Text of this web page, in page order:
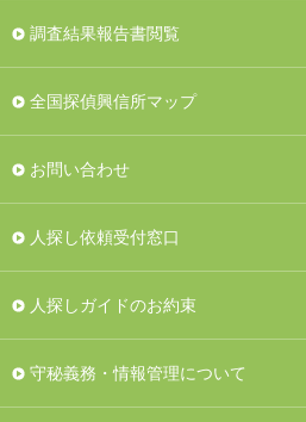
調査結果報告書閲覧
全国探偵興信所マップ
お問い合わせ
人探し依頼受付窓口
人探しガイドのお約束
守秘義務・情報管理について